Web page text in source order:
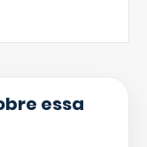
essa